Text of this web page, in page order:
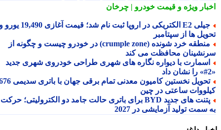
ویژهو قیمت خودرو | چرخان
جیلی E2 الکتریکی در اروپا ثبت نام شد؛ قیمت آغازی 19,490 یورو و
ها از سپتامبر
منطقه خرد شونده (crumple zone) در خودرو چیست و چگونه از
محافظت می کند
با دیواره نگاره های شهری طراحی خودروی شهری جدید
تحویل نخستین کامیون معدنی تمام برقی جهان با باتری سدیمی 676
ساعتی در چین
پتنت های جدید BYD برای باتری حالت جامد دو الکترولیتی؛ حرکت
سمت تولید آزمایشی در 2027